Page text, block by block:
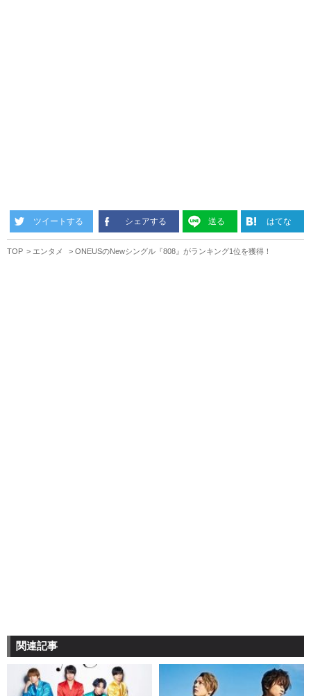
ツイートする シェアする 送る はてな
TOP エンタメ ONEUSのNewシングル『808』がランキング1位を獲得！
関連記事